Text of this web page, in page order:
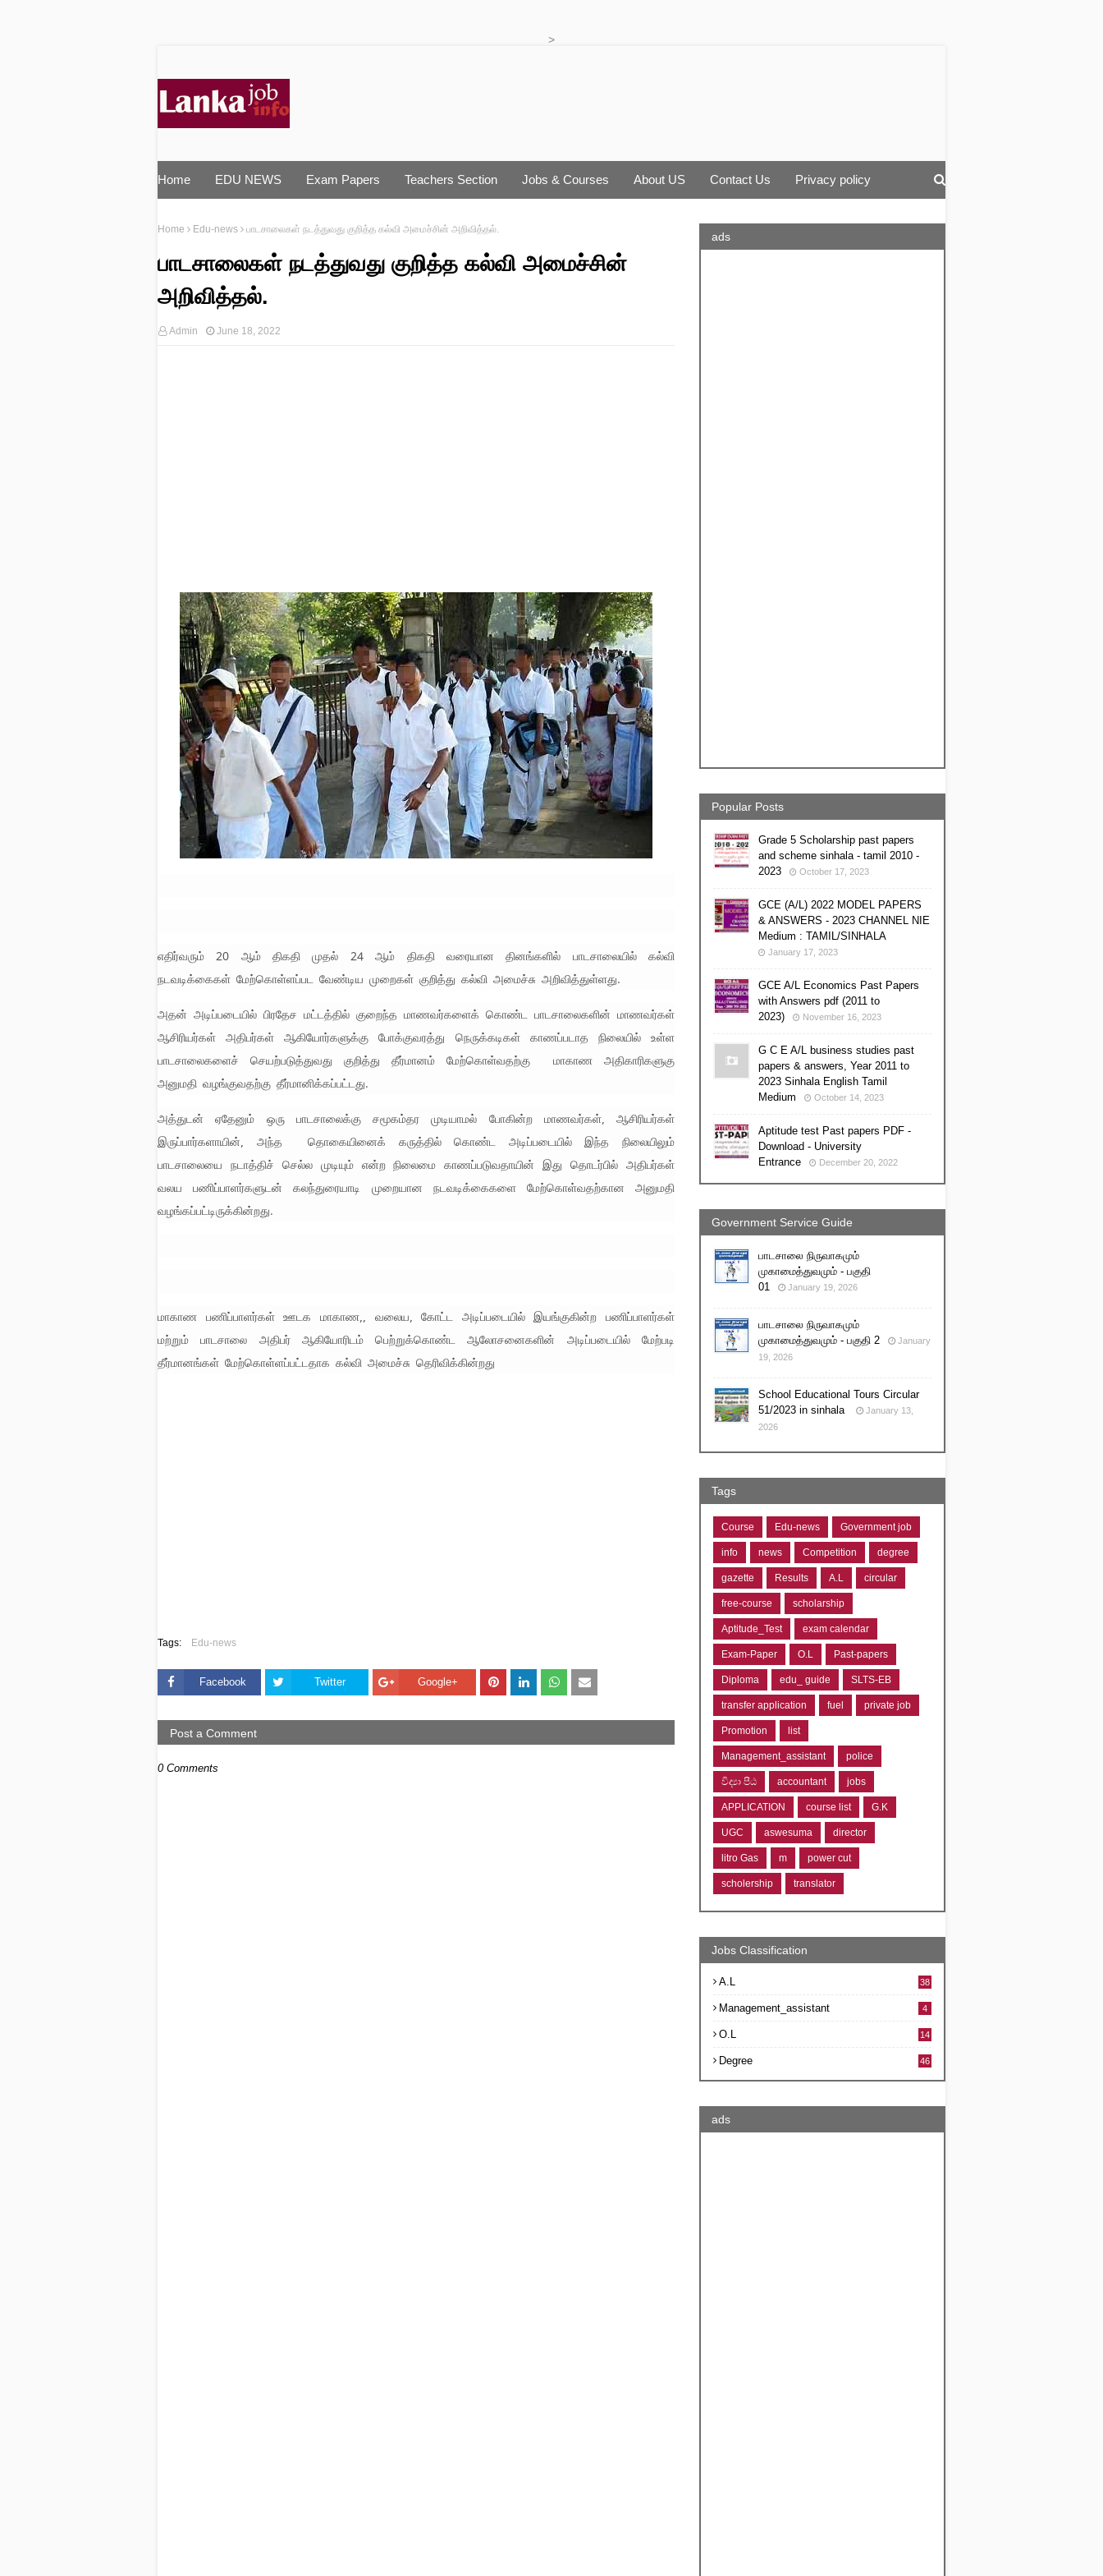
>
Home EDU NEWS Exam Papers Teachers Section Jobs & Courses About US Contact Us Privacy policy
Home Edu-news பாடசாலைகள் நடத்துவது குறித்த கல்வி அமைச்சின் அறிவித்தல்.
பாடசாலைகள் நடத்துவது குறித்த கல்வி அமைச்சின்
அறிவித்தல்.
Admin June 18, 2022
எதிர்வரும் 20 ஆம் திகதி முதல் 24 ஆம் திகதி வரையான தினங்களில் பாடசாலையில் கல்வி
நடவடிக்கைகள் மேற்கொள்ளப்பட வேண்டிய முறைகள் குறித்து கல்வி அமைச்சு அறிவித்துள்ளது.
அதன் அடிப்படையில் பிரதேச மட்டத்தில் குறைந்த மாணவர்களைக் கொண்ட பாடசாலைகளின் மாணவர்கள்
ஆசிரியர்கள் அதிபர்கள் ஆகியோர்களுக்கு போக்குவரத்து நெருக்கடிகள் காணப்படாத நிலையில் உள்ள
பாடசாலைகளைச் செயற்படுத்துவது குறித்து தீர்மானம் மேற்கொள்வதற்கு மாகாண அதிகாரிகளுகு
அனுமதி வழங்குவதற்கு தீர்மானிக்கப்பட்டது.
அத்துடன் ஏதேனும் ஒரு பாடசாலைக்கு சமூகம்தர முடியாமல் போகின்ற மாணவர்கள், ஆசிரியர்கள்
இருப்பார்களாயின், அந்த தொகையினைக் கருத்தில் கொண்ட அடிப்படையில் இந்த நிலையிலும்
பாடசாலையை நடாத்திச் செல்ல முடியும் என்ற நிலைமை காணப்படுவதாயின் இது தொடர்பில் அதிபர்கள்
வலய பணிப்பாளர்களுடன் கலந்துரையாடி முறையான நடவடிக்கைகளை மேற்கொள்வதற்கான அனுமதி
வழங்கப்பட்டிருக்கின்றது.
மாகாண பணிப்பாளர்கள் ஊடக மாகாண,, வலைய, கோட்ட அடிப்படையில் இயங்குகின்ற பணிப்பாளர்கள்
மற்றும் பாடசாலை அதிபர் ஆகியோரிடம் பெற்றுக்கொண்ட ஆலோசனைகளின் அடிப்படையில் மேற்படி
தீர்மானங்கள் மேற்கொள்ளப்பட்டதாக கல்வி அமைச்சு தெரிவிக்கின்றது
Tags: Edu-news
Facebook Twitter Google+
Post a Comment
0 Comments
ads
Popular Posts
Grade 5 Scholarship past papers
and scheme sinhala - tamil 2010 -
2023
October 17, 2023
GCE (A/L) 2022 MODEL PAPERS
& ANSWERS - 2023 CHANNEL NIE
Medium : TAMIL/SINHALA
January 17, 2023
GCE A/L Economics Past Papers
with Answers pdf (2011 to
2023)
November 16, 2023
G C E A/L business studies past
papers & answers, Year 2011 to
2023 Sinhala English Tamil
Medium
October 14, 2023
Aptitude test Past papers PDF -
Download - University
Entrance
December 20, 2022
Government Service Guide
பாடசாலை நிருவாகமும்
முகாமைத்துவமும் - பகுதி
01
January 19, 2026
பாடசாலை நிருவாகமும்
முகாமைத்துவமும் - பகுதி 2
January
19, 2026
School Educational Tours Circular
51/2023 in sinhala
January 13,
2026
Tags
Course Edu-news Government job
info news Competition degree
gazette Results A.L circular
free-course scholarship
Aptitude_Test exam calendar
Exam-Paper O.L Past-papers
Diploma edu_ guide SLTS-EB
transfer application fuel private job
Promotion list
Management_assistant police
විද්‍යා පීඨ accountant jobs
APPLICATION course list G.K
UGC aswesuma director
litro Gas m power cut
scholership translator
Jobs Classification
A.L 38
Management_assistant 4
O.L 14
Degree 46
ads